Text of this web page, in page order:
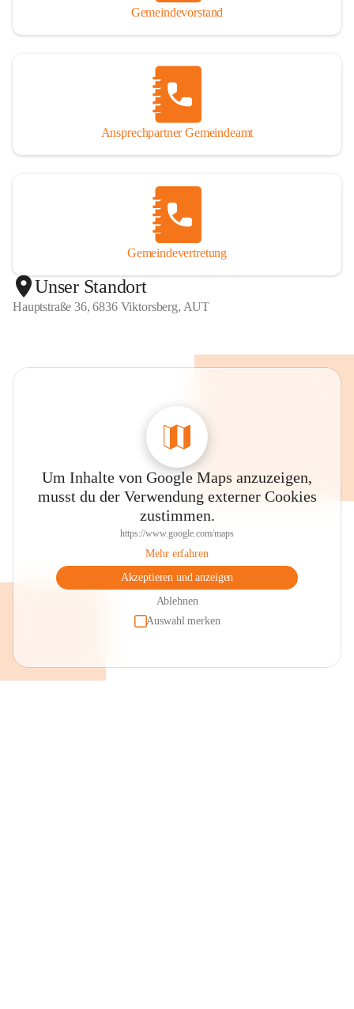
Gemeindevorstand
Ansprechpartner Gemeindeamt
Gemeindevertretung
Unser Standort
Hauptstraße 36, 6836 Viktorsberg, AUT
Um Inhalte von Google Maps anzuzeigen,
musst du der Verwendung externer Cookies
zustimmen.
https://www.google.com/maps
Mehr erfahren
Akzeptieren und anzeigen
Ablehnen
Auswahl merken